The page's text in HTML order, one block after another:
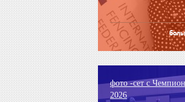
фото -сет с
2026